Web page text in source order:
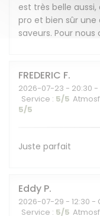
est très belle
pro et bien sûr une
saveurs. Pour
FREDERIC F
2026-07-23 - 20:30
Service : 5/5
5/5
Juste parfait
Eddy P
2026-07-29 - 12:30 -
Service : 5/5